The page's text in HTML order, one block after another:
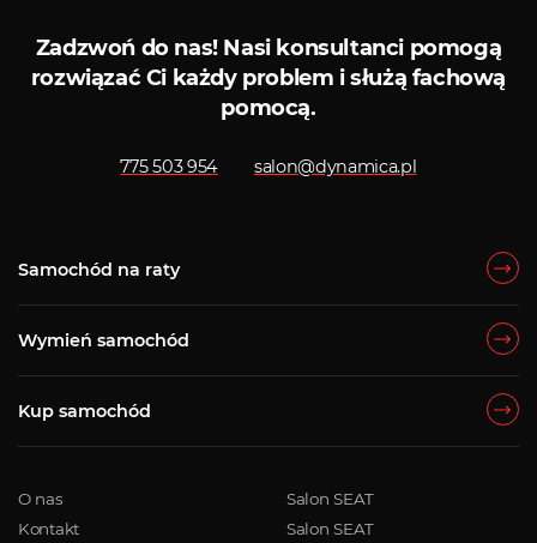
Zadzwoń do nas!Nasi konsultanci pomogą
rozwiązać Ci każdy problem i służą fachową
pomocą.
775 503 954 salon@dynamica.pl
Samochód na raty
Wymień samochód
Kup samochód
O nas
Kontakt
Salon SEAT
Salon SEAT